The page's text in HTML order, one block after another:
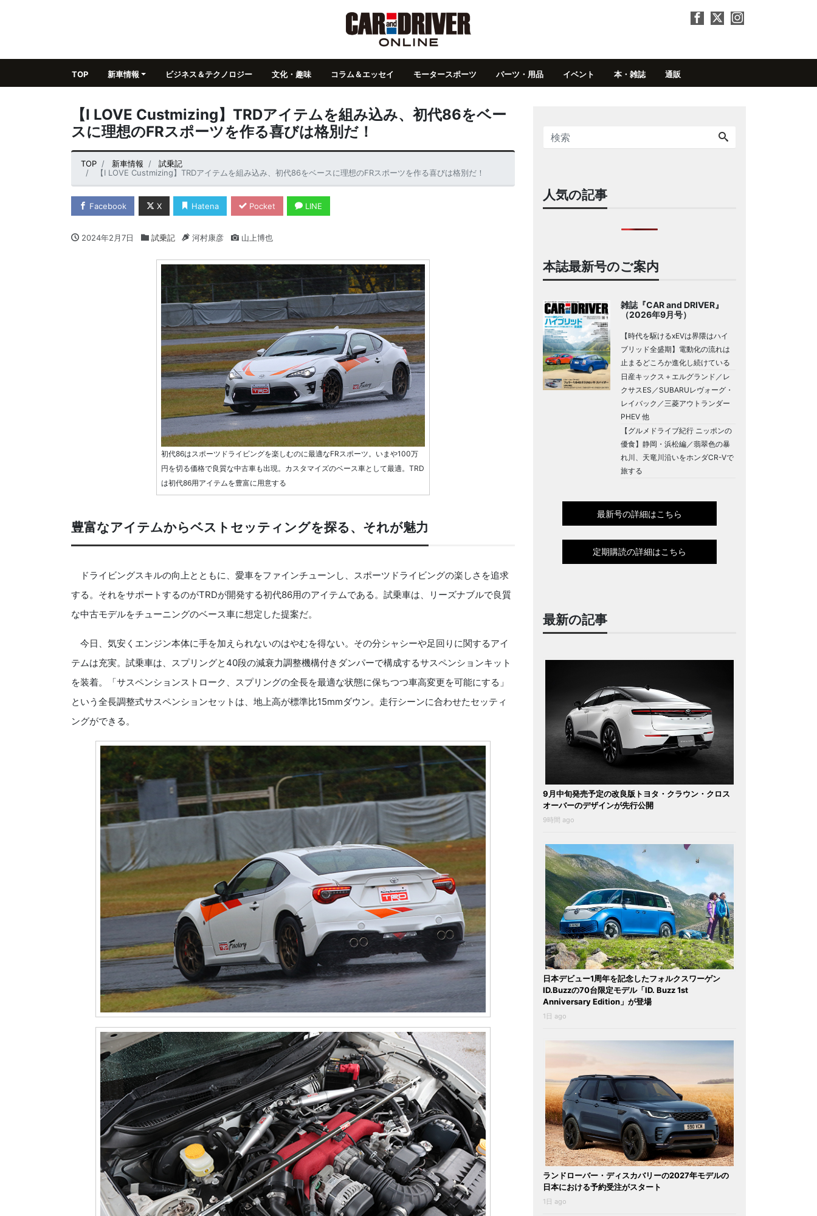
TOP 新車情報 ビジネス＆テクノロジー 文化・趣味 コラム＆エッセイ モータースポーツ パーツ・用品 イベント 本・雑誌 通販
【I LOVE Custmizing】TRDアイテムを組み込み、初代86をベー
スに理想のFRスポーツを作る喜びは格別だ！
TOP 新車情報
試乗記
【I LOVE Custmizing】TRDアイテムを組み込み、初代86をベースに理想のFRスポーツを作る喜びは格別だ！
Facebook X Hatena Pocket LINE
2024年2月7日 試乗記 河村康彦 山上博也
初代86はスポーツドライビングを楽しむのに最適なFRスポーツ。いまや100万
円を切る価格で良質な中古車も出現。カスタマイズのベース車として最適。TRD
は初代86用アイテムを豊富に用意する
豊富なアイテムからベストセッティングを探る、それが魅力
ドライビングスキルの向上とともに、愛車をファインチューンし、スポーツドライビングの楽しさを追求
する。それをサポートするのがTRDが開発する初代86用のアイテムである。試乗車は、リーズナブルで良質
な中古モデルをチューニングのベース車に想定した提案だ。
今日、気安くエンジン本体に手を加えられないのはやむを得ない。その分シャシーや足回りに関するアイ
テムは充実。試乗車は、スプリングと40段の減衰力調整機構付きダンパーで構成するサスペンションキット
を装着。「サスペンションストローク、スプリングの全長を最適な状態に保ちつつ車高変更を可能にする」
という全長調整式サスペンションセットは、地上高が標準比15mmダウン。走行シーンに合わせたセッティ
ングができる。
人気の記事
本誌最新号のご案内
雑誌『CAR and DRIVER』
（2026年9月号）
【時代を駆けるxEVは界隈はハイ
ブリッド全盛期】電動化の流れは
止まるどころか進化し続けている
日産キックス＋エルグランド／レ
クサスES／SUBARUレヴォーグ・
レイバック／三菱アウトランダー
PHEV 他
【グルメドライブ紀行 ニッポンの
優食】静岡・浜松編／翡翠色の暴
れ川、天竜川沿いをホンダCR-Vで
旅する
最新号の詳細はこちら
定期購読の詳細はこちら
最新の記事
9月中旬発売予定の改良版トヨタ・クラウン・クロス
オーバーのデザインが先行公開
9時間 ago
日本デビュー1周年を記念したフォルクスワーゲン
ID.Buzzの70台限定モデル「ID. Buzz 1st
Anniversary Edition」が登場
1日 ago
ランドローバー・ディスカバリーの2027年モデルの
日本における予約受注がスタート
1日 ago